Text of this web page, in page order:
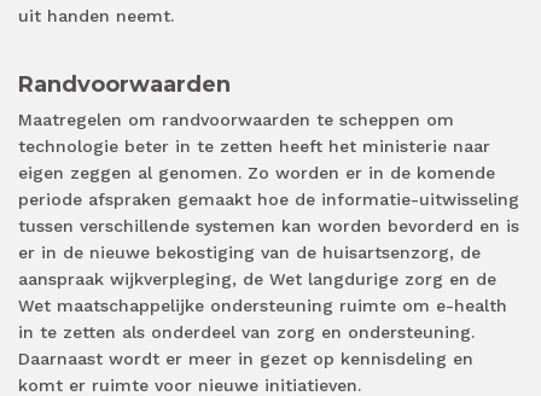
uit handen neemt.
Randvoorwaarden
Maatregelen om randvoorwaarden te scheppen om
technologie beter in te zetten heeft het ministerie naar
eigen zeggen al genomen. Zo worden er in de komende
periode afspraken gemaakt hoe de informatie-uitwisseling
tussen verschillende systemen kan worden bevorderd en is
er in de nieuwe bekostiging van de huisartsenzorg, de
aanspraak wijkverpleging, de Wet langdurige zorg en de
Wet maatschappelijke ondersteuning ruimte om e-health
in te zetten als onderdeel van zorg en ondersteuning.
Daarnaast wordt er meer in gezet op kennisdeling en
komt er ruimte voor nieuwe initiatieven.